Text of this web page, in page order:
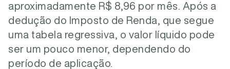
aproximadamente R$ 8,96 por mês. Após a
dedução do Imposto de Renda, que segue
uma tabela regressiva, o valor líquido pode
ser um pouco menor, dependendo do
período de aplicação.